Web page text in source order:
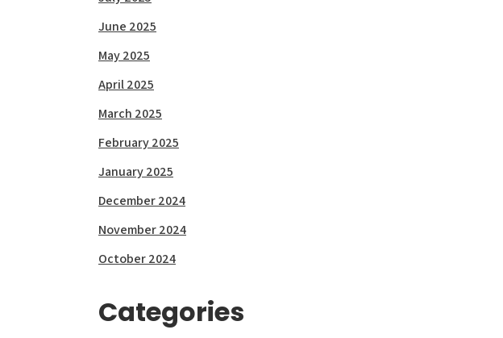
June 2025
May 2025
April 2025
March 2025
February 2025
January 2025
December 2024
November 2024
October 2024
Categories